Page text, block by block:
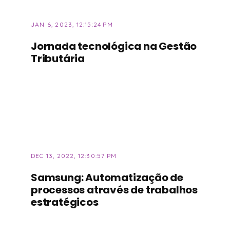
JAN 6, 2023, 12:15:24 PM
Jornada tecnológica na Gestão
Tributária
DEC 13, 2022, 12:30:57 PM
Samsung: Automatização de
processos através de trabalhos
estratégicos